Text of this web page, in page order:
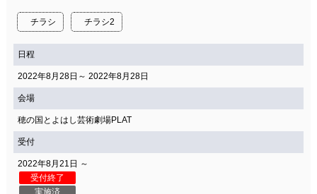
チラシ チラシ2
日程
2022年8月28日～ 2022年8月28日
会場
穂の国とよはし芸術劇場PLAT
受付
2022年8月21日 ～
受付終了